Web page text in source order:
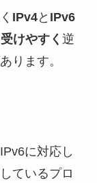
IPv4と IPv6
けやすく 逆
ります。
に対応し
ているプロ